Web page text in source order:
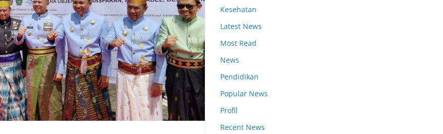
Kesehatan
Latest News
Most Read
News
Pendidikan
Popular News
Profil
Recent News